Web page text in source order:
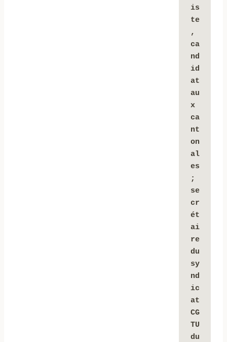
is
te
,
ca
nd
id
at
au
x
ca
nt
on
al
es
;
se
cr
ét
ai
re
du
sy
nd
ic
at
CG
TU
du